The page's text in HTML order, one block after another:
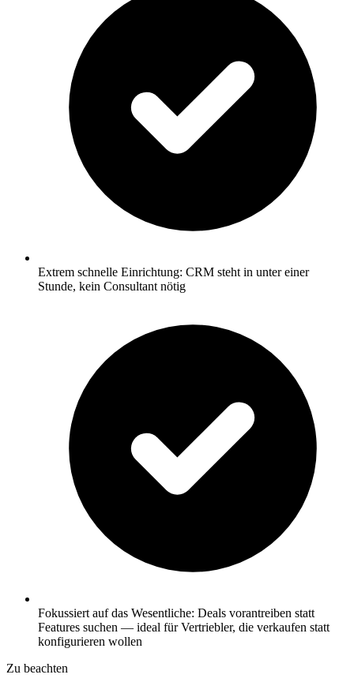
Extrem schnelle Einrichtung: CRM steht in unter einer
Stunde, kein Consultant nötig
Fokussiert auf das Wesentliche: Deals vorantreiben statt
Features suchen — ideal für Vertriebler, die verkaufen statt
konfigurieren wollen
Zu beachten